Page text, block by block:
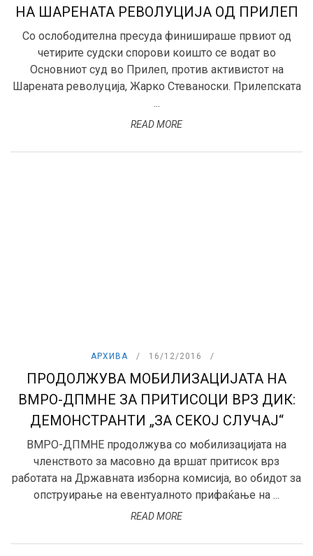
НА ШАРЕНАТА РЕВОЛУЦИЈА ОД ПРИЛЕП
Со ослободителна пресуда финишираше првиот од
четирите судски спорови коишто се водат во
Основниот суд во Прилеп, против активистот на
Шарената револуција, Жарко Стеваноски. Прилепската
...
READ MORE
АРХИВА 16/12/2016
ПРОДОЛЖУВА МОБИЛИЗАЦИЈАТА НА
ВМРО-ДПМНЕ ЗА ПРИТИСОЦИ ВРЗ ДИК:
ДЕМОНСТРАНТИ „ЗА СЕКОЈ СЛУЧАЈ“
ВМРО-ДПМНЕ продолжува со мобилизацијата на
членството за масовно да вршат притисок врз
работата на Државната изборна комисија, во обидот за
опструирање на евентуалното прифаќање на ...
READ MORE